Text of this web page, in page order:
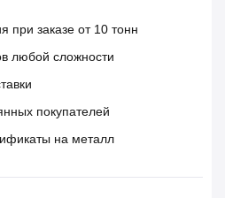
при заказе от 10 тонн
любой сложности
покупателей
на металл